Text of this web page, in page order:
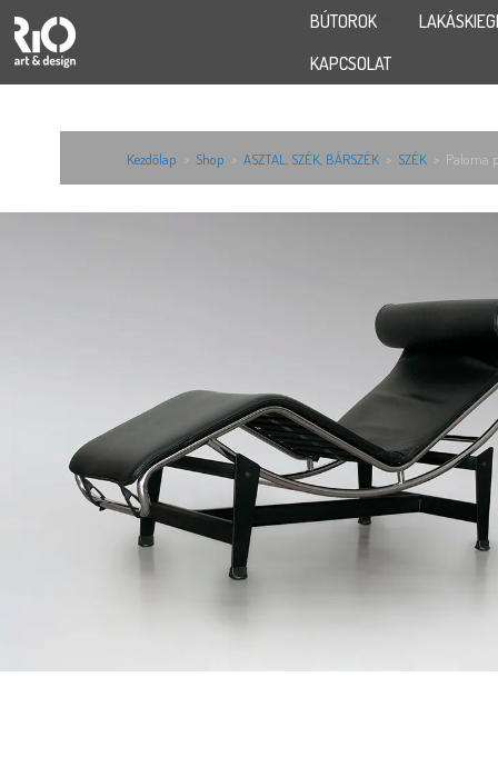
BÚTOROK
KAPCSOLAT
Kezdőlap > Shop > ASZTAL, SZÉK, BÁRSZÉK > SZÉK > Paloma